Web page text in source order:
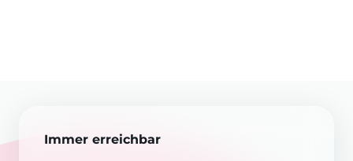
Immer erreichbar